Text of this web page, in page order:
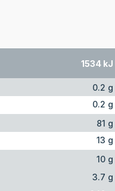
1534 kJ
0.2 g
0.2 g
81 g
13 g
10 g
3.7 g